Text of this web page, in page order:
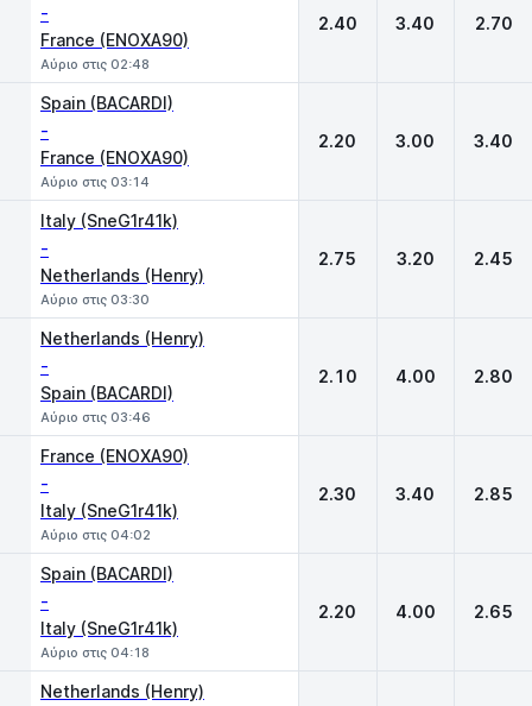
-
France (ENOXA90)
Αύριο στις 02:48
2.40 3.40 2.70
Spain (BACARDI)
-
France (ENOXA90)
Αύριο στις 03:14
2.20 3.00 3.40
Italy (SneG1r41k)
-
Netherlands (Henry)
Αύριο στις 03:30
2.75 3.20 2.45
Netherlands (Henry)
-
Spain (BACARDI)
Αύριο στις 03:46
2.10 4.00 2.80
France (ENOXA90)
-
Italy (SneG1r41k)
Αύριο στις 04:02
2.30 3.40 2.85
Spain (BACARDI)
-
Italy (SneG1r41k)
Αύριο στις 04:18
2.20 4.00 2.65
Netherlands (Henry)